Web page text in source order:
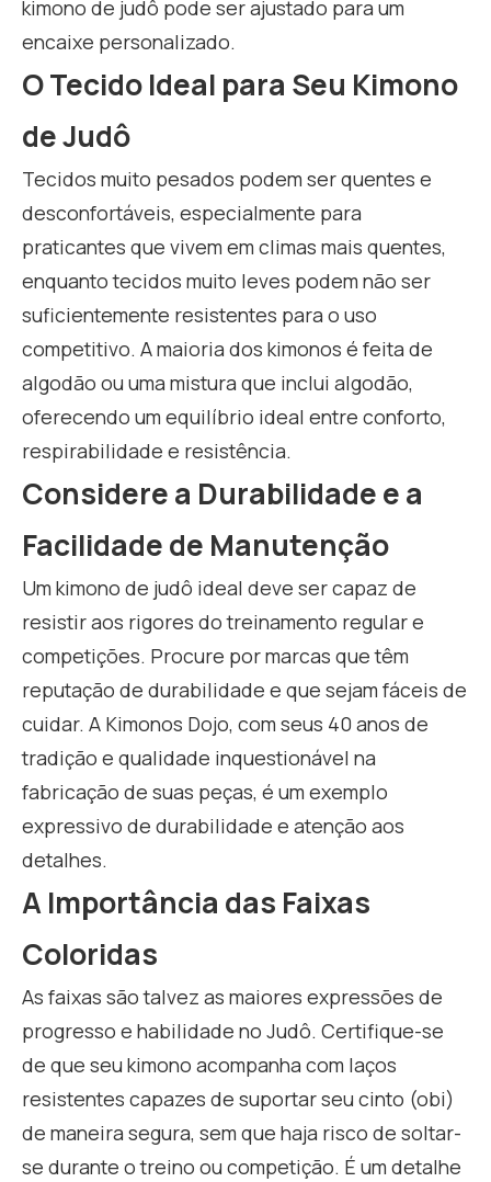
kimono de judô pode ser ajustado para um
encaixe personalizado.
O Tecido Ideal para Seu Kimono
de Judô
Tecidos muito pesados podem ser quentes e
desconfortáveis, especialmente para
praticantes que vivem em climas mais quentes,
enquanto tecidos muito leves podem não ser
suficientemente resistentes para o uso
competitivo. A maioria dos kimonos é feita de
algodão ou uma mistura que inclui algodão,
oferecendo um equilíbrio ideal entre conforto,
respirabilidade e resistência.
Considere a Durabilidade e a
Facilidade de Manutenção
Um kimono de judô ideal deve ser capaz de
resistir aos rigores do treinamento regular e
competições. Procure por marcas que têm
reputação de durabilidade e que sejam fáceis de
cuidar. A Kimonos Dojo, com seus 40 anos de
tradição e qualidade inquestionável na
fabricação de suas peças, é um exemplo
expressivo de durabilidade e atenção aos
detalhes.
A Importância das Faixas
Coloridas
As faixas são talvez as maiores expressões de
progresso e habilidade no Judô. Certifique-se
de que seu kimono acompanha com laços
resistentes capazes de suportar seu cinto (obi)
de maneira segura, sem que haja risco de soltar-
se durante o treino ou competição. É um detalhe